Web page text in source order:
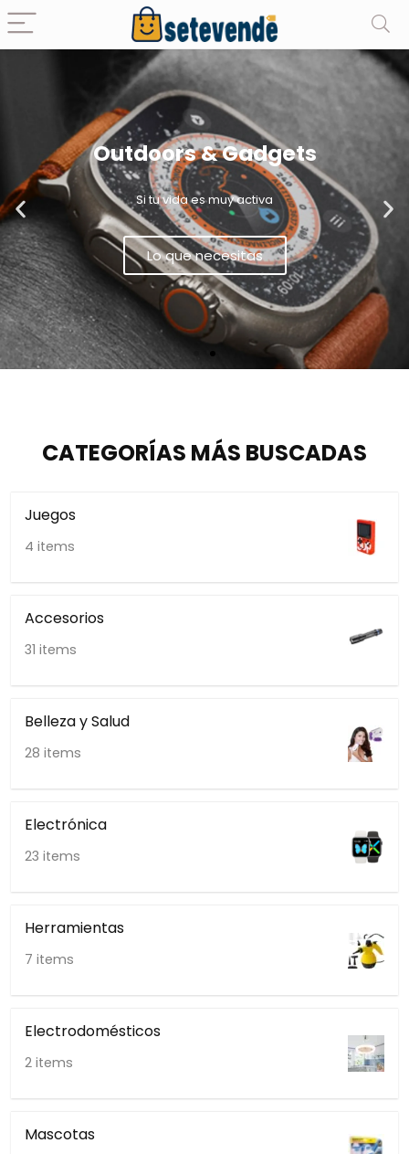
Outdoors & Gadgets
Si tu vida es muy activa
Lo que necesitas
CATEGORÍAS MÁS BUSCADAS
Juegos
4 items
Accesorios
31 items
Belleza y Salud
28 items
Electrónica
23 items
Herramientas
7 items
Electrodomésticos
2 items
Mascotas